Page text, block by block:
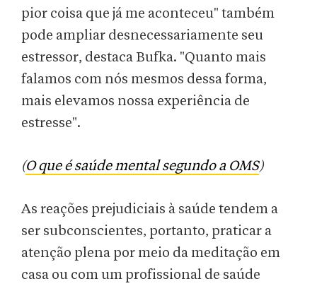
pior coisa que já me aconteceu" também
pode ampliar desnecessariamente seu
estressor, destaca Bufka. "Quanto mais
falamos com nós mesmos dessa forma,
mais elevamos nossa experiência de
estresse".
(O que é saúde mental segundo a OMS)
As reações prejudiciais à saúde tendem a
ser subconscientes, portanto, praticar a
atenção plena por meio da meditação em
casa ou com um profissional de saúde